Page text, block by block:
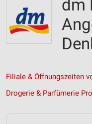
dm
Filiale & Öffnungszeiten
Drogerie & Parfümerie